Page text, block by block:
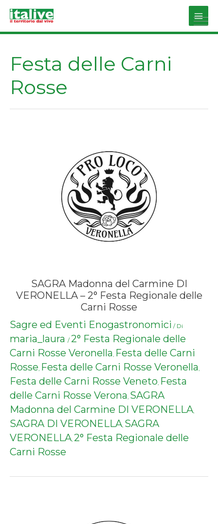
Main
Festa delle Carni
Rosse
SAGRA Madonna del Carmine DI
VERONELLA – 2° Festa Regionale delle
Carni Rosse
Sagre ed Eventi Enogastronomici / Di
maria_laura / 2° Festa Regionale delle
Carni Rosse Veronella, Festa delle Carni
Rosse, Festa delle Carni Rosse Veronella,
Festa delle Carni Rosse Veneto, Festa
delle Carni Rosse Verona, SAGRA
Madonna del Carmine DI VERONELLA,
SAGRA DI VERONELLA, SAGRA
VERONELLA, 2° Festa Regionale delle
Carni Rosse